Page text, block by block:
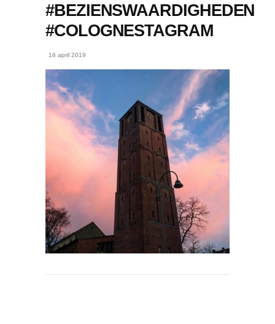
#BEZIENSWAARDIGHEDEN
#COLOGNESTAGRAM
16 april 2019